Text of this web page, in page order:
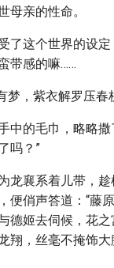
母亲的性命。
了这个世界的设
带感的嘛……
梦，紫衣解罗压春
中的毛巾，略略撒
吗？”
龙襄系着儿带，
便俏声答道：“藤
德姬去伺候，花
翔，丝毫不掩饰